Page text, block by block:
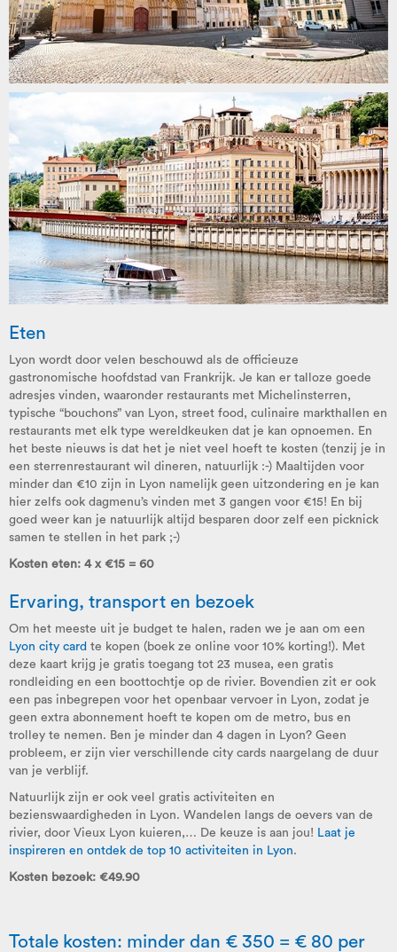
Eten
Lyon wordt door velen beschouwd als de officieuze
gastronomische hoofdstad van Frankrijk. Je kan er talloze goede
adresjes vinden, waaronder restaurants met Michelinsterren,
typische “bouchons” van Lyon, street food, culinaire markthallen en
restaurants met elk type wereldkeuken dat je kan opnoemen. En
het beste nieuws is dat het je niet veel hoeft te kosten (tenzij je in
een sterrenrestaurant wil dineren, natuurlijk :-) Maaltijden voor
minder dan €10 zijn in Lyon namelijk geen uitzondering en je kan
hier zelfs ook dagmenu’s vinden met 3 gangen voor €15! En bij
goed weer kan je natuurlijk altijd besparen door zelf een picknick
samen te stellen in het park ;-)
Kosten eten: 4 x €15 = 60
Ervaring, transport en bezoek
Om het meeste uit je budget te halen, raden we je aan om een
Lyon city card te kopen (boek ze online voor 10% korting!). Met
deze kaart krijg je gratis toegang tot 23 musea, een gratis
rondleiding en een boottochtje op de rivier. Bovendien zit er ook
een pas inbegrepen voor het openbaar vervoer in Lyon, zodat je
geen extra abonnement hoeft te kopen om de metro, bus en
trolley te nemen. Ben je minder dan 4 dagen in Lyon? Geen
probleem, er zijn vier verschillende city cards naargelang de duur
van je verblijf.
Natuurlijk zijn er ook veel gratis activiteiten en
bezienswaardigheden in Lyon. Wandelen langs de oevers van de
rivier, door Vieux Lyon kuieren,… De keuze is aan jou! Laat je
inspireren en ontdek de top 10 activiteiten in Lyon.
Kosten bezoek: €49.90
Totale kosten: minder dan € 350 = € 80 per